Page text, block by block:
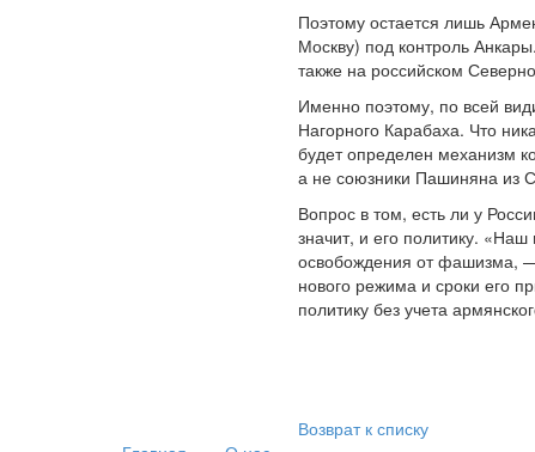
Поэтому остается лишь
Москву) под контроль
также на российском
Именно поэтому, по всей
Нагорного Карабаха. Что
будет определен механизм
а не союзники Пашиняна из
Вопрос в том, есть ли у
значит, и его политику.
освобождения от фашизма, —
нового режима и сроки его
политику без учета
Возврат к списку